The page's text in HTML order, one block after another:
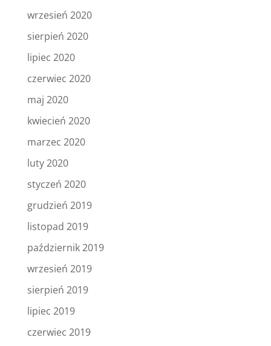
wrzesień 2020
sierpień 2020
lipiec 2020
czerwiec 2020
maj 2020
kwiecień 2020
marzec 2020
luty 2020
styczeń 2020
grudzień 2019
listopad 2019
październik 2019
wrzesień 2019
sierpień 2019
lipiec 2019
czerwiec 2019